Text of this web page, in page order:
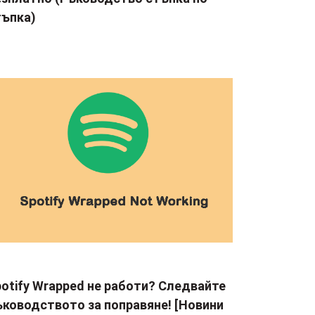
Wrapped не работи? Следвайте
за поправяне! [Новини